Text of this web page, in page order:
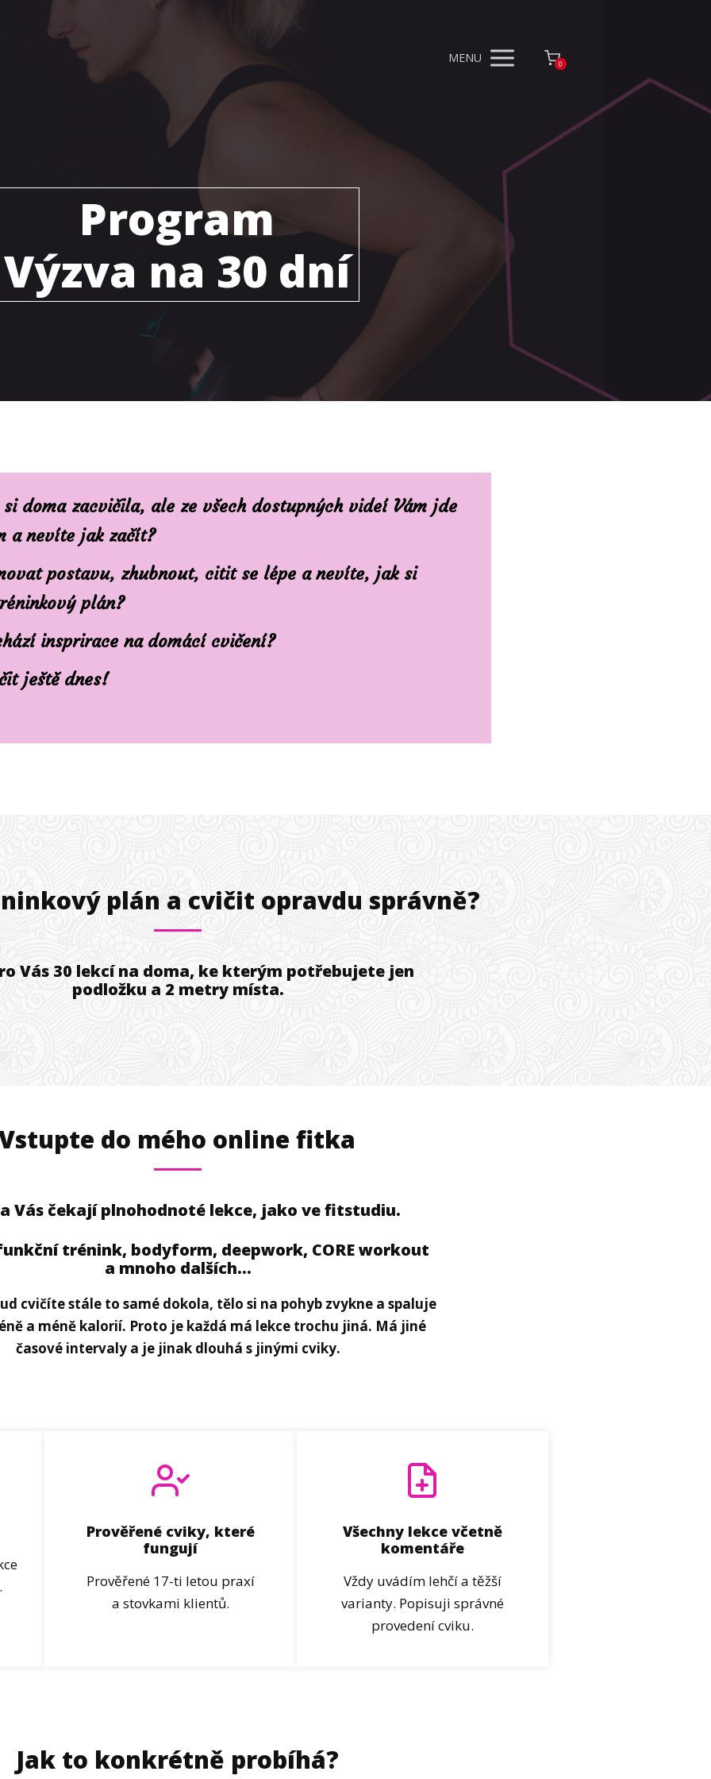
MENU 0
Program
Výzva na 30 dní
si doma zacvičila, ale ze všech dostupných videí Vám jde
a nevíte jak začít?
postavu, zhubnout, citit se lépe a nevíte, jak si
plán?
insprirace na domácí cvičení?
ještě dnes!
plán a cvičit opravdu správně?
Vás 30 lekcí na doma, ke kterým potřebujete jen
podložku a 2 metry místa.
do mého online fitka
Vás čekají plnohodnoté lekce, jako ve fitstudiu.
trénink, bodyform, deepwork, CORE workout
a mnoho dalších...
cvičíte stále to samé dokola, tělo si na pohyb zvykne a spaluje
a méně kalorií. Proto je každá má lekce trochu jiná. Má jiné
časové intervaly a je jinak dlouhá s jinými cviky.
Prověřené cviky, které
fungují
Prověřené 17-ti letou praxí
a stovkami klientů.
Všechny lekce včetně
komentáře
Vždy uvádím lehčí a těžší
varianty. Popisuji správné
provedení cviku.
Jak to konkrétně probíhá?